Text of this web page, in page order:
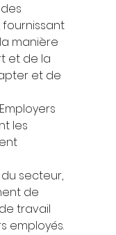
fournissant
manière
et de la
et de
les
secteur,
de
travail
employés.